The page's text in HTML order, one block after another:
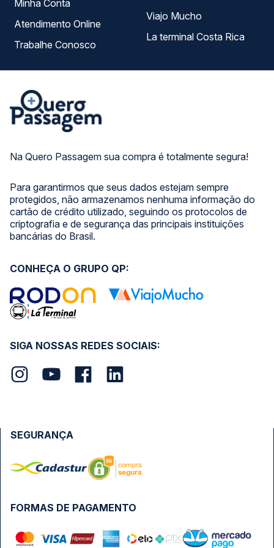
Na Quero Passagem sua compra é totalmente segura!
Para garantirmos que seus dados estejam sempre
protegidos, não armazenamos nenhuma informação do
cartão de crédito utilizado, seguindo os protocolos de
criptografia e de segurança das principais instituições
bancárias do Brasil.
Minha Conta
Atendimento Online
Trabalhe Conosco
Viajo Mucho
La terminal Costa Rica
SIGA NOSSAS REDES SOCIAIS:
CONHEÇA O GRUPO QP:
FORMAS DE PAGAMENTO
SEGURANÇA